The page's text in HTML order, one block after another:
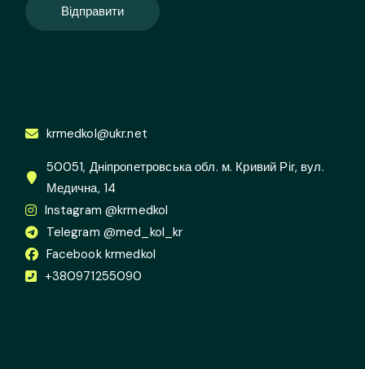
Відправити
krmedkol@ukr.net
50051, Дніпропетровська обл. м. Кривий Ріг, вул.
Медична, 14
Instagram @krmedkol
Telegram @med_kol_kr
Facebook krmedkol
+380971255090